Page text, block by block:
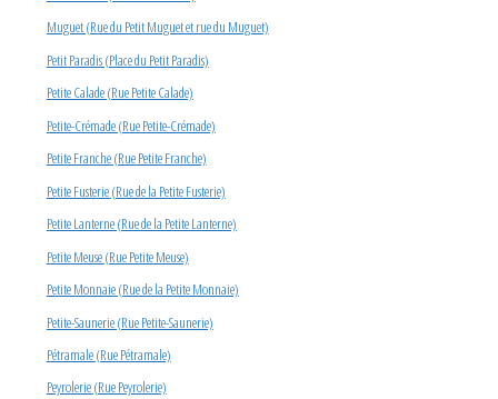
Muguet (Rue du Petit Muguet et rue du Muguet)
Petit Paradis (Place du Petit Paradis)
Petite Calade (Rue Petite Calade)
Petite-Crémade (Rue Petite-Crémade)
Petite Franche (Rue Petite Franche)
Petite Fusterie (Rue de la Petite Fusterie)
Petite Lanterne (Rue de la Petite Lanterne)
Petite Meuse (Rue Petite Meuse)
Petite Monnaie (Rue de la Petite Monnaie)
Petite-Saunerie (Rue Petite-Saunerie)
Pétramale (Rue Pétramale)
Peyrolerie (Rue Peyrolerie)